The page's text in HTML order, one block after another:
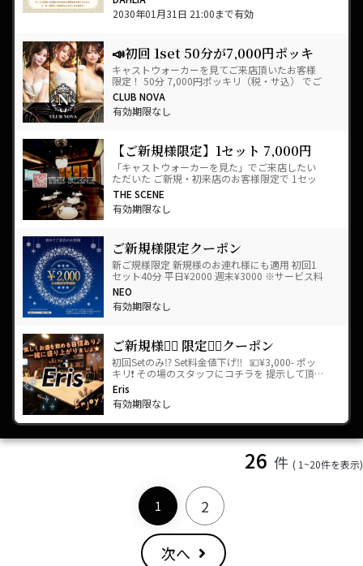
2030年01月31日 21:00まで有効
📣初回 1set 50分が7,000円ポッキ
リ！📣
キャストウォーカーを見てご来店頂いたお客様
限定！ 50分 7,000円ポッキリ（税・サ込） でご
案内させていただきます🍾 キャストウォーカーだ
け…
CLUB NOVA
有効期限なし
【ご新規様限定】1セット 7,000円
ポッキリ
「キャストウォーカーを見た」でご来店したい
ただいた ご新規・初来店のお客様限定で 1セッ
ト 7,000円（サービス料、税込） でご案内させ
て…
THE SCENE
有効期限なし
ご新規様限定クーポン
新ご規様限定 新規様のお連れ様にも適用 初回1
セット40分 平日¥2000 週末¥3000 ※サービス料
込、消費税別 お客…
NEO
有効期限なし
ご新規様🙋‍♀️ 限定🙅‍♂️クーポン
初回Setのみ⁉️ Set料金値下げ‼️ 💴¥3,000- ポッ
キリ❗️ その場のスタッフにコチラを 提示して頂…
Eris
有効期限なし
26 件 ( 1~20件を表示)
1 2
次へ